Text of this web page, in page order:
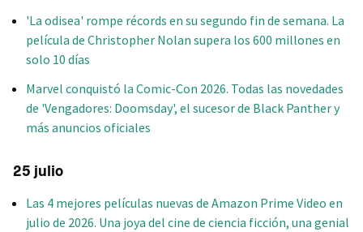
'La odisea' rompe récords en su segundo fin de semana. La
película de Christopher Nolan supera los 600 millones en
solo 10 días
Marvel conquistó la Comic-Con 2026. Todas las novedades
de 'Vengadores: Doomsday', el sucesor de Black Panther y
más anuncios oficiales
25 julio
Las 4 mejores películas nuevas de Amazon Prime Video en
julio de 2026. Una joya del cine de ciencia ficción, una genial